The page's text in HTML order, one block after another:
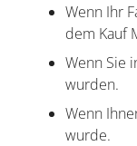
Wenn Ihr
dem Kauf
Wenn Sie
wurden.
Wenn
wurde.